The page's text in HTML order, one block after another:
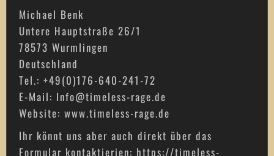
Michael Benk
Untere Hauptstraße 26/1
78573 Wurmlingen
Deutschland
Tel.: +49(0)176-640-241-72
E-Mail: Info@timeless-rage.de
Website: www.timeless-rage.de
Ihr könnt uns aber auch direkt über das
Formular kontaktierien: https://timeless-